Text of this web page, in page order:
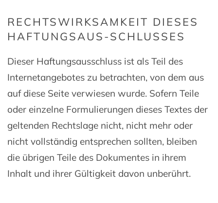
RECHTSWIRKSAMKEIT DIESES
HAFTUNGSAUS-SCHLUSSES
Dieser Haftungsausschluss ist als Teil des
Internetangebotes zu betrachten, von dem aus
auf diese Seite verwiesen wurde. Sofern Teile
oder einzelne Formulierungen dieses Textes der
geltenden Rechtslage nicht, nicht mehr oder
nicht vollständig entsprechen sollten, bleiben
die übrigen Teile des Dokumentes in ihrem
Inhalt und ihrer Gültigkeit davon unberührt.